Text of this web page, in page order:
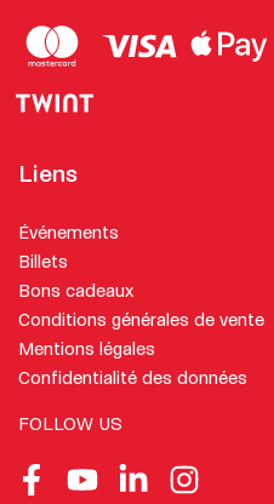
Liens
Événements
Billets
Bons cadeaux
Conditions générales de vente
Mentions légales
Confidentialité des données
FOLLOW US
FacebookYoutubeLinkedInInstagram